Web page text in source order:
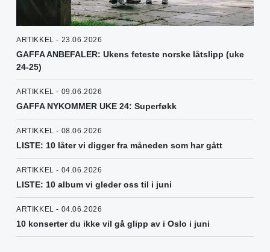
ARTIKKEL - 23.06.2026
GAFFA ANBEFALER: Ukens feteste norske låtslipp (uke
24-25)
ARTIKKEL - 09.06.2026
GAFFA NYKOMMER UKE 24: Superføkk
ARTIKKEL - 08.06.2026
LISTE: 10 låter vi digger fra måneden som har gått
ARTIKKEL - 04.06.2026
LISTE: 10 album vi gleder oss til i juni
ARTIKKEL - 04.06.2026
10 konserter du ikke vil gå glipp av i Oslo i juni